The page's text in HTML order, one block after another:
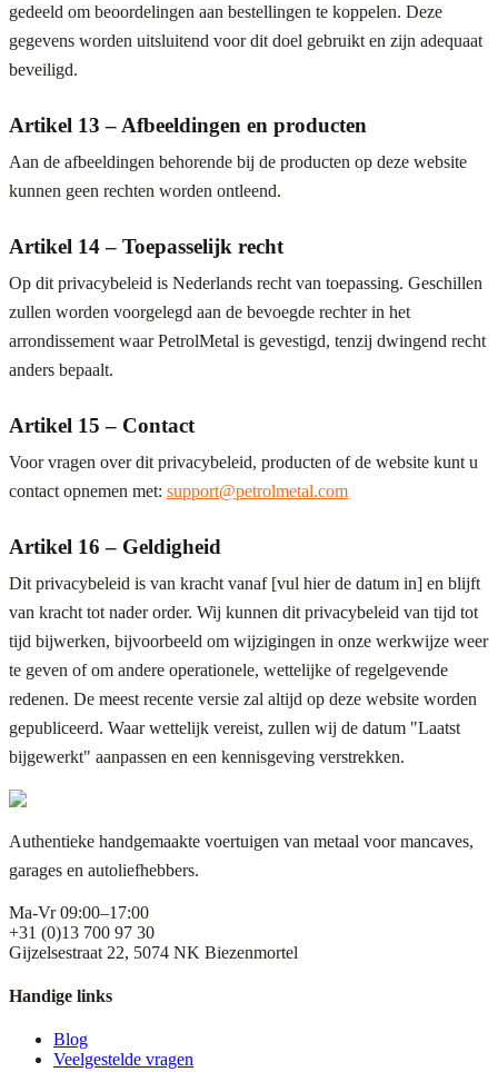
gedeeld om beoordelingen aan bestellingen te koppelen. Deze
gegevens worden uitsluitend voor dit doel gebruikt en zijn adequaat
beveiligd.
Artikel 13 – Afbeeldingen en producten
Aan de afbeeldingen behorende bij de producten op deze website
kunnen geen rechten worden ontleend.
Artikel 14 – Toepasselijk recht
Op dit privacybeleid is Nederlands recht van toepassing. Geschillen
zullen worden voorgelegd aan de bevoegde rechter in het
arrondissement waar PetrolMetal is gevestigd, tenzij dwingend recht
anders bepaalt.
Artikel 15 – Contact
Voor vragen over dit privacybeleid, producten of de website kunt u
contact opnemen met: support@petrolmetal.com
Artikel 16 – Geldigheid
Dit privacybeleid is van kracht vanaf [vul hier de datum in] en blijft
van kracht tot nader order. Wij kunnen dit privacybeleid van tijd tot
tijd bijwerken, bijvoorbeeld om wijzigingen in onze werkwijze weer
te geven of om andere operationele, wettelijke of regelgevende
redenen. De meest recente versie zal altijd op deze website worden
gepubliceerd. Waar wettelijk vereist, zullen wij de datum "Laatst
bijgewerkt" aanpassen en een kennisgeving verstrekken.
Authentieke handgemaakte voertuigen van metaal voor mancaves,
garages en autoliefhebbers.
Ma-Vr 09:00–17:00
+31 (0)13 700 97 30
Gijzelsestraat 22, 5074 NK Biezenmortel
Handige links
Blog
Veelgestelde vragen